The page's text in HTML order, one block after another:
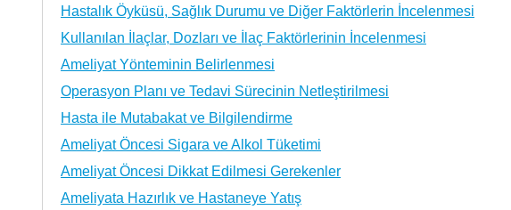
Hastalık Öyküsü, Sağlık Durumu ve Diğer Faktörlerin İncelenmesi
Kullanılan İlaçlar, Dozları ve İlaç Faktörlerinin İncelenmesi
Ameliyat Yönteminin Belirlenmesi
Operasyon Planı ve Tedavi Sürecinin Netleştirilmesi
Hasta ile Mutabakat ve Bilgilendirme
Ameliyat Öncesi Sigara ve Alkol Tüketimi
Ameliyat Öncesi Dikkat Edilmesi Gerekenler
Ameliyata Hazırlık ve Hastaneye Yatış